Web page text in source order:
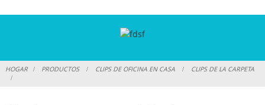
HOGAR PRODUCTOS CLIPS DE OFICINA EN CASA CLIPS DE LA CARPETA